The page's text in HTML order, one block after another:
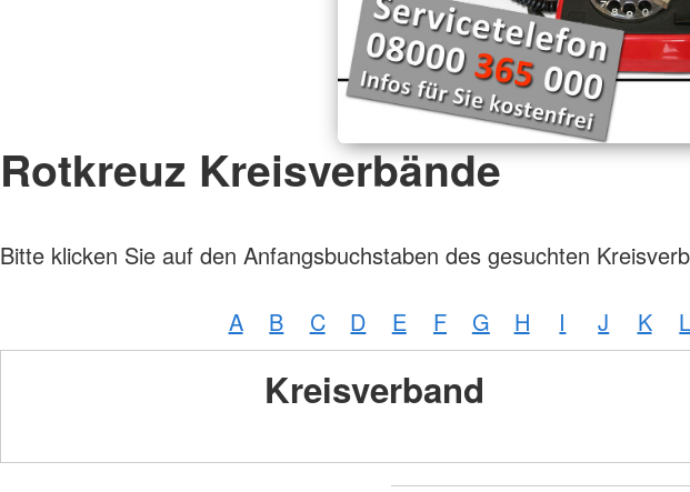
Rotkreuz Kreisverbände
Bitte klicken Sie auf den Anfangsbuchstaben des gesuchten
A B C D E F G H I J K L
Kreisverband